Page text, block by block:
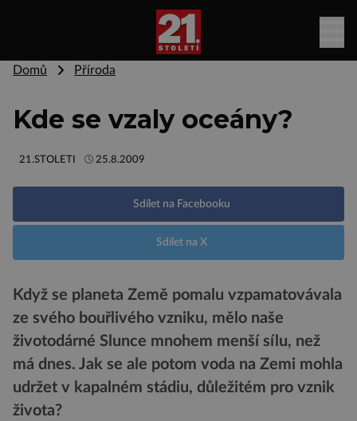
Domů Příroda
Kde se vzaly oceány?
21.STOLETI 25.8.2009
Sdílet na Facebooku
Sdílet na X
Když se planeta Země pomalu vzpamatovávala
ze svého bouřlivého vzniku, mělo naše
životodárné Slunce mnohem menší sílu, než
má dnes. Jak se ale potom voda na Zemi mohla
udržet v kapalném stádiu, důležitém pro vznik
života?